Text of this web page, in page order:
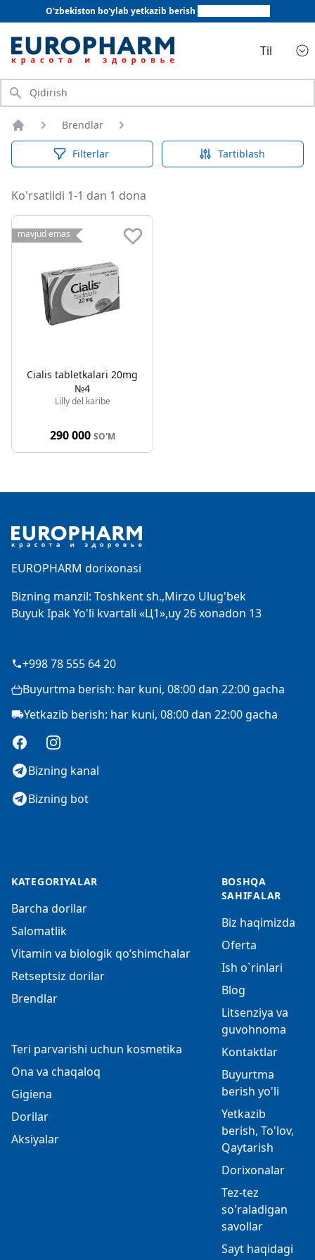
O'zbekiston bo'ylab yetkazib berish
Til
Qidirish
Bosh sahifa
Brendlar
Filterlar Tartiblash
Ko'rsatildi 1-1 dan 1 dona
mavjud emas
Cialis tabletkalari 20mg
№4
Lilly del karibe
290 000 SO'M
EUROPHARM dorixonasi
Bizning manzil: Toshkent sh.,Mirzo Ulug'bek
Buyuk Ipak Yo'li kvartali «Ц1»,uy 26 xonadon 13
+998 78 555 64 20
Buyurtma berish: har kuni, 08:00 dan 22:00 gacha
Yetkazib berish: har kuni, 08:00 dan 22:00 gacha
FacebookInstagram
Bizning kanal
Bizning bot
KATEGORIYALAR
Barcha dorilar
Salomatlik
Vitamin va biologik qo‘shimchalar
Retseptsiz dorilar
Brendlar
Teri parvarishi uchun kosmetika
Ona va chaqaloq
Gigiena
Dorilar
Aksiyalar
BOSHQA
SAHIFALAR
Biz haqimizda
Oferta
Ish o`rinlari
Blog
Litsenziya va
guvohnoma
Kontaktlar
Buyurtma
berish yo'li
Yetkazib
berish, To'lov,
Qaytarish
Dorixonalar
Tez-tez
so'raladigan
savollar
Sayt haqidagi